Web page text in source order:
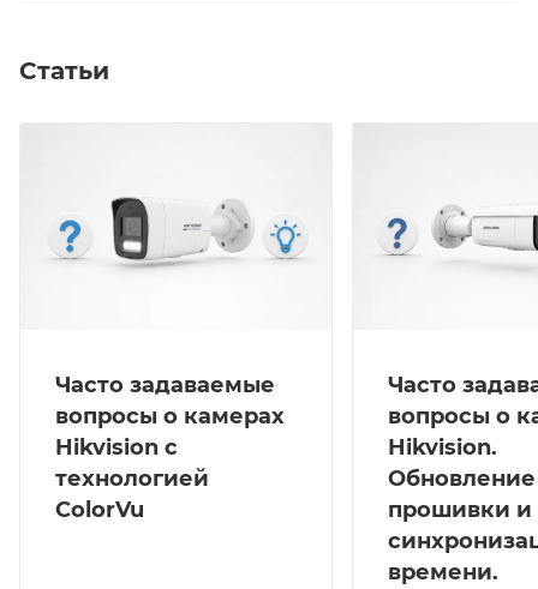
Статьи
Часто задаваемые
вопросы о камерах
Hikvision с
технологией
ColorVu
Часто
вопросы о
Hikvision.
Обновление
прошивки и
времени.